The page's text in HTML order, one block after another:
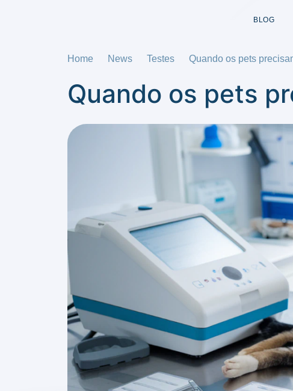
BLOG
Home News Testes Quando os pets
Quando os pets